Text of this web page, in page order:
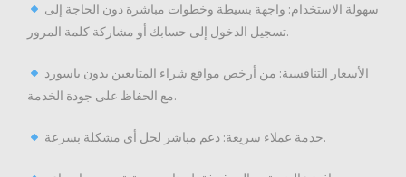
تسجيل الدخول إلى حسابك أو مشاركة كلمة المرور.
مع الحفاظ على جودة الخدمة.
خدمة عملاء سريعة: دعم مباشر لحل أي مشكلة بسرعة.